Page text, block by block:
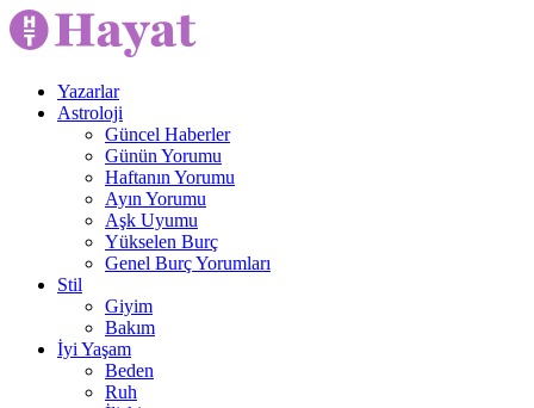
Yazarlar
Astroloji
Güncel Haberler
Günün Yorumu
Haftanın Yorumu
Ayın Yorumu
Aşk Uyumu
Yükselen Burç
Genel Burç Yorumları
Stil
Giyim
Bakım
İyi Yaşam
Beden
Ruh